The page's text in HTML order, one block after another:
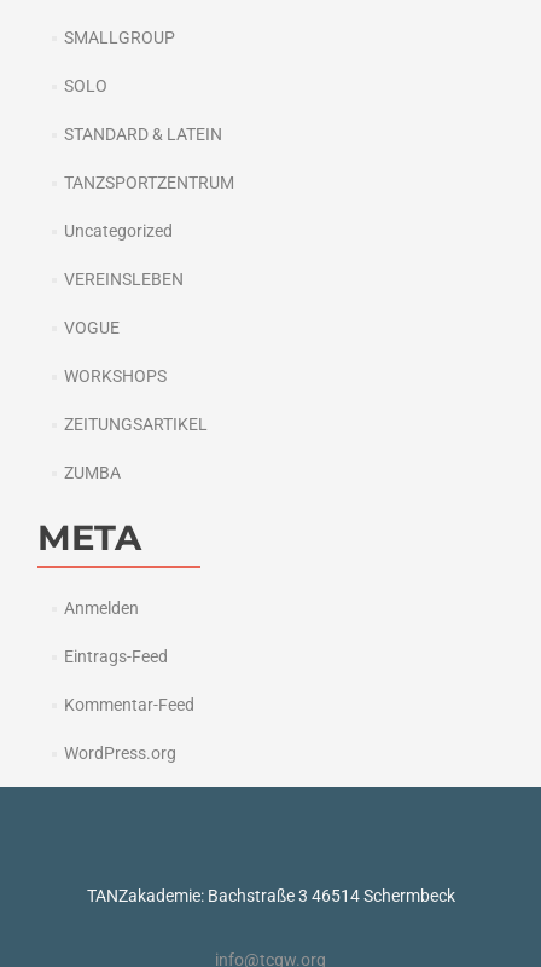
SMALLGROUP
SOLO
STANDARD & LATEIN
TANZSPORTZENTRUM
Uncategorized
VEREINSLEBEN
VOGUE
WORKSHOPS
ZEITUNGSARTIKEL
ZUMBA
META
Anmelden
Eintrags-Feed
Kommentar-Feed
WordPress.org
TANZakademie: Bachstraße 3 46514 Schermbeck
info@tcgw.org